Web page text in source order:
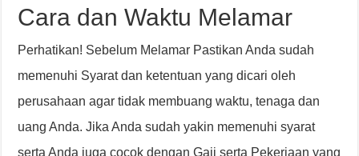
Cara dan Waktu Melamar
Perhatikan! Sebelum Melamar Pastikan Anda sudah
memenuhi Syarat dan ketentuan yang dicari oleh
perusahaan agar tidak membuang waktu, tenaga dan
uang Anda. Jika Anda sudah yakin memenuhi syarat
serta Anda juga cocok dengan Gaji serta Pekerjaan yang